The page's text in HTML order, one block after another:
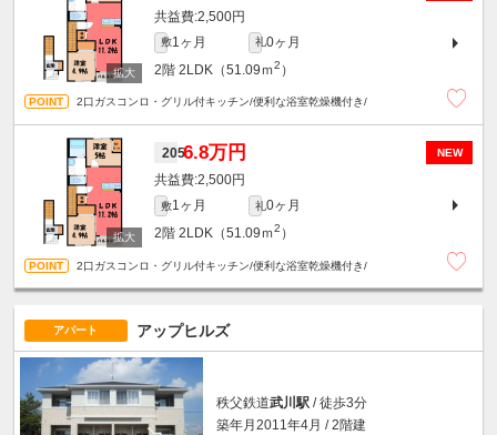
2,500円
敷1ヶ月 礼0ヶ月
2階 2LDK（51.09ｍ2 ）
2口ガスコンロ・グリル付キッチン/便利な浴室乾燥機付き/
NEW
2056.8万円
2,500円
敷1ヶ月 礼0ヶ月
2階 2LDK（51.09ｍ2 ）
2口ガスコンロ・グリル付キッチン/便利な浴室乾燥機付き/
アパート アップヒルズ
秩父鉄道武川駅 / 徒歩3分
築年月2011年4月 / 2階建